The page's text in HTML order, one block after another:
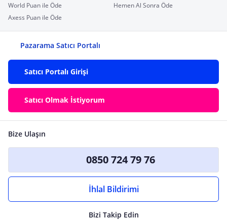
World Puan ile Öde
Hemen Al Sonra Öde
Axess Puan ile Öde
Pazarama Satıcı Portalı
Satıcı Portalı Girişi
Satıcı Olmak İstiyorum
Bize Ulaşın
0850 724 79 76
İhlal Bildirimi
Bizi Takip Edin